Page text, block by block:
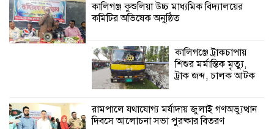
পাঁচ মাসে সরকারের দোষ দিচ্ছেন, আপনারা
কালিগঞ্জে নিখোঁজ জেলের মরদেহ অবশেষে
মিলল ইছামতী নদীতে
শ্রীউলা ইউনিয়ন
কালিগঞ্জ কুশুলিয়া উচ্চ মাধ্যমিক বিদ্যালয়ের
কমিটির অভিষেক অনুষ্ঠিত
কালিগঞ্জে ট্রাকচাপায়
শিশুর মর্মান্তিক মৃত্যু,
ট্রাক জব্দ, চালক আটক
রামপালে যথাযোগ্য মর্যাদায় জুলাই গণঅভ্যুত্থান
দিবসে আলোচনা সভা পুরষ্কার বিতরণ